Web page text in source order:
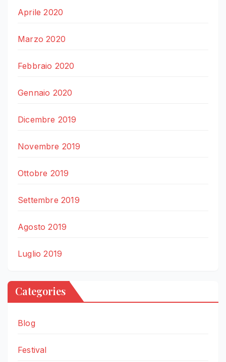
Aprile 2020
Marzo 2020
Febbraio 2020
Gennaio 2020
Dicembre 2019
Novembre 2019
Ottobre 2019
Settembre 2019
Agosto 2019
Luglio 2019
Categories
Blog
Festival